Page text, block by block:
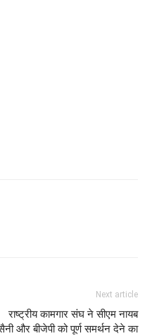
Next article
राष्ट्रीय कामगार संघ ने सीएम नायब
और बीजेपी को पूर्ण समर्थन देने का